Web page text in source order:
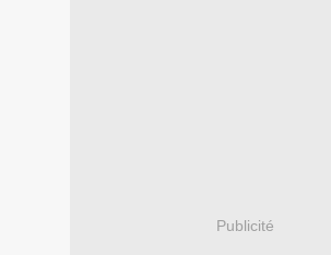
Publicité